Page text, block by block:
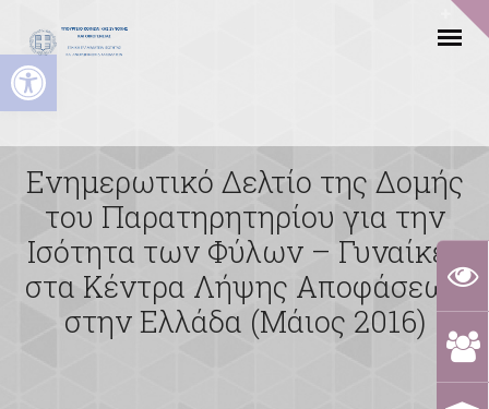
Ανοίξτε τη γραμμή εργαλείων
Ενημερωτικό Δελτίο της Δομής
του Παρατηρητηρίου για την
Ισότητα των Φύλων – Γυναίκες
στα Κέντρα Λήψης Αποφάσεων
στην Ελλάδα (Μάιος 2016)